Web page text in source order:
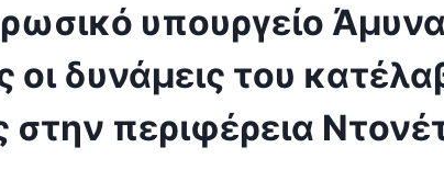
υπουργείο
δυνάμεις του
στην περιφέρεια